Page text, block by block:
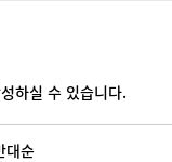
하실 수 있습니다.
대순